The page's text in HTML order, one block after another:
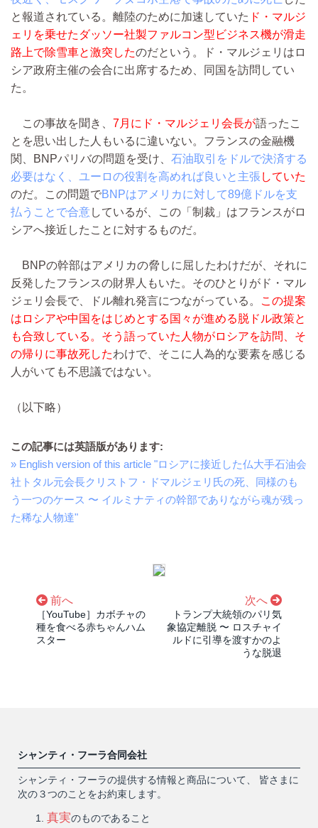
と報道されている。離陸のために加速していた ド・マルジ
ェリを乗せたダッソー社製ファルコン型ビジネス機が滑走
路上で除雪車と激突したのだという。ド・マルジェリはロ
シア政府主催の会合に出席するため、同国を訪問してい
た。
この事故を聞き、 7月にド・マルジェリ会長が語ったこ
とを思い出した人もいるに違いない。フランスの金融機
関、BNPパリバの問題を受け、 石油取引をドルで決済する
必要はなく、ユーロの役割を高めれば良いと主張 していた
のだ。この問題でBNPはアメリカに対して89億ドルを支
払うことで合意しているが、この「制裁」はフランスがロ
シアへ接近したことに対するものだ。
BNPの幹部はアメリカの脅しに屈したわけだが、それに
反発したフランスの財界人もいた。そのひとりがド・マル
ジェリ会長で、ドル離れ発言につながっている。
この提案
はロシアや中国をはじめとする国々が進める脱ドル政策と
も合致している。そう語っていた人物がロシアを訪問、そ
の帰りに事故死したわけで、そこに人為的な要素を感じる
人がいても不思議ではない。
（以下略）
この記事には英語版があります:
» English version of this article "ロシアに接近した仏大手石油会
社トタル元会長クリストフ・ドマルジェリ氏の死、同様のも
う一つのケース 〜 イルミナティの幹部でありながら魂が残っ
た稀な人物達"
前へ
［YouTube］カボチャの
種を食べる赤ちゃんハム
スター
次へ
トランプ大統領のパリ気
象協定離脱 〜 ロスチャイ
ルドに引導を渡すかのよ
うな脱退
シャンティ・フーラ合同会社
シャンティ・フーラの提供する情報と商品について、 皆さまに
次の３つのことをお約束します。
真実のものであること